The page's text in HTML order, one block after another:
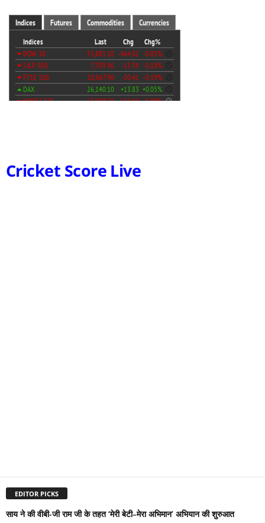
Cricket Score Live
EDITOR PICKS
साय ने की वीबी-जी राम जी के तहत ‘मेरी बेटी–मेरा अभिमान’ अभियान की शुरुआत